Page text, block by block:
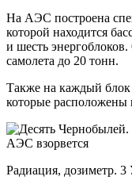
На АЭС построена
которой находится
и шесть
самолета до 20 тонн.
Также на каждый блок
которые расположены
Радиация, дозиметр. 3